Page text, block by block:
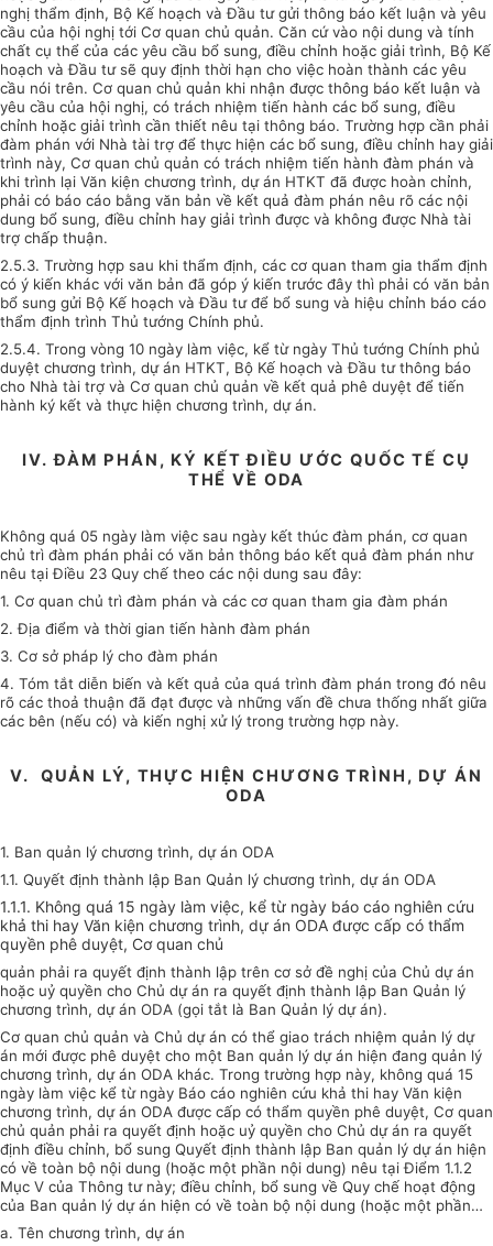
nghị thẩm định, Bộ Kế hoạch và Đầu tư gửi thông báo kết luận và yêu
cầu của hội nghị tới Cơ quan chủ quản. Căn cứ vào nội dung và tính
chất cụ thể của các yêu cầu bổ sung, điều chỉnh hoặc giải trình, Bộ Kế
hoạch và Đầu tư sẽ quy định thời hạn cho việc hoàn thành các yêu
cầu nói trên. Cơ quan chủ quản khi nhận được thông báo kết luận và
yêu cầu của hội nghị, có trách nhiệm tiến hành các bổ sung, điều
chỉnh hoặc giải trình cần thiết nêu tại thông báo. Trường hợp cần phải
đàm phán với Nhà tài trợ để thực hiện các bổ sung, điều chỉnh hay giải
trình này, Cơ quan chủ quản có trách nhiệm tiến hành đàm phán và
khi trình lại Văn kiện chương trình, dự án HTKT đã được hoàn chỉnh,
phải có báo cáo bằng văn bản về kết quả đàm phán nêu rõ các nội
dung bổ sung, điều chỉnh hay giải trình được và không được Nhà tài
trợ chấp thuận.
2.5.3. Trường hợp sau khi thẩm định, các cơ quan tham gia thẩm định
có ý kiến khác với văn bản đã góp ý kiến trước đây thì phải có văn bản
bổ sung gửi Bộ Kế hoạch và Đầu tư để bổ sung và hiệu chỉnh báo cáo
thẩm định trình Thủ tướng Chính phủ.
2.5.4. Trong vòng 10 ngày làm việc, kể từ ngày Thủ tướng Chính phủ
duyệt chương trình, dự án HTKT, Bộ Kế hoạch và Đầu tư thông báo
cho Nhà tài trợ và Cơ quan chủ quản về kết quả phê duyệt để tiến
hành ký kết và thực hiện chương trình, dự án.
IV. ĐÀM PHÁN, KÝ KẾT ĐIỀU ƯỚC QUỐC TẾ CỤ
THỂ VỀ ODA
Không quá 05 ngày làm việc sau ngày kết thúc đàm phán, cơ quan
chủ trì đàm phán phải có văn bản thông báo kết quả đàm phán như
nêu tại Điều 23 Quy chế theo các nội dung sau đây:
1. Cơ quan chủ trì đàm phán và các cơ quan tham gia đàm phán
2. Địa điểm và thời gian tiến hành đàm phán
3. Cơ sở pháp lý cho đàm phán
4. Tóm tắt diễn biến và kết quả của quá trình đàm phán trong đó nêu
rõ các thoả thuận đã đạt được và những vấn đề chưa thống nhất giữa
các bên (nếu có) và kiến nghị xử lý trong trường hợp này.
V. QUẢN LÝ, THỰC HIỆN CHƯƠNG TRÌNH, DỰ ÁN
ODA
1. Ban quản lý chương trình, dự án ODA
1.1. Quyết định thành lập Ban Quản lý chương trình, dự án ODA
1.1.1. Không quá 15 ngày làm việc, kể từ ngày báo cáo nghiên cứu
khả thi hay Văn kiện chương trình, dự án ODA được cấp có thẩm
quyền phê duyệt, Cơ quan chủ
quản phải ra quyết định thành lập trên cơ sở đề nghị của Chủ dự án
hoặc uỷ quyền cho Chủ dự án ra quyết định thành lập Ban Quản lý
chương trình, dự án ODA (gọi tắt là Ban Quản lý dự án).
Cơ quan chủ quản và Chủ dự án có thể giao trách nhiệm quản lý dự
án mới được phê duyệt cho một Ban quản lý dự án hiện đang quản lý
chương trình, dự án ODA khác. Trong trường hợp này, không quá 15
ngày làm việc kể từ ngày Báo cáo nghiên cứu khả thi hay Văn kiện
chương trình, dự án ODA được cấp có thẩm quyền phê duyệt, Cơ quan
chủ quản phải ra quyết định hoặc uỷ quyền cho Chủ dự án ra quyết
định điều chỉnh, bổ sung Quyết định thành lập Ban quản lý dự án hiện
có về toàn bộ nội dung (hoặc một phần nội dung) nêu tại Điểm 1.1.2
Mục V của Thông tư này; điều chỉnh, bổ sung về Quy chế hoạt động
của Ban quản lý dự án hiện có về toàn bộ nội dung (hoặc một phần…
a. Tên chương trình, dự án